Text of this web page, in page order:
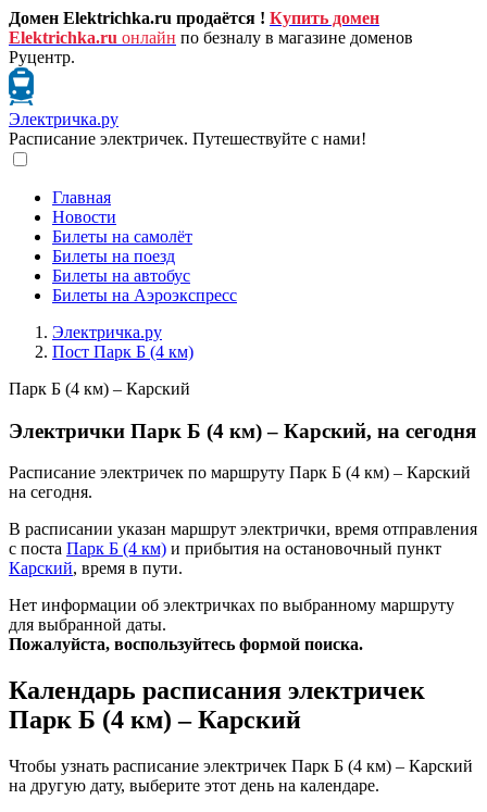
Домен Elektrichka.ru продаётся ! Купить домен
Elektrichka.ru онлайн по безналу в магазине доменов
Руцентр.
Электричка.ру
Расписание электричек. Путешествуйте с нами!
Главная
Новости
Билеты на самолёт
Билеты на поезд
Билеты на автобус
Билеты на Аэроэкспресс
Электричка.ру
Пост Парк Б (4 км)
Парк Б (4 км) – Карский
Электрички Парк Б (4 км) – Карский, на сегодня
Расписание электричек по маршруту Парк Б (4 км) – Карский
на сегодня.
В расписании указан маршрут электрички, время отправления
с поста Парк Б (4 км) и прибытия на остановочный пункт
Карский, время в пути.
Нет информации об электричках по выбранному маршруту
для выбранной даты.
Пожалуйста, воспользуйтесь формой поиска.
Календарь расписания электричек
Парк Б (4 км) – Карский
Чтобы узнать расписание электричек Парк Б (4 км) – Карский
на другую дату, выберите этот день на календаре.